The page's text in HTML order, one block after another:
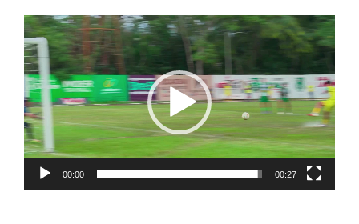
Reproductor
de
vídeo
00:00 00:27